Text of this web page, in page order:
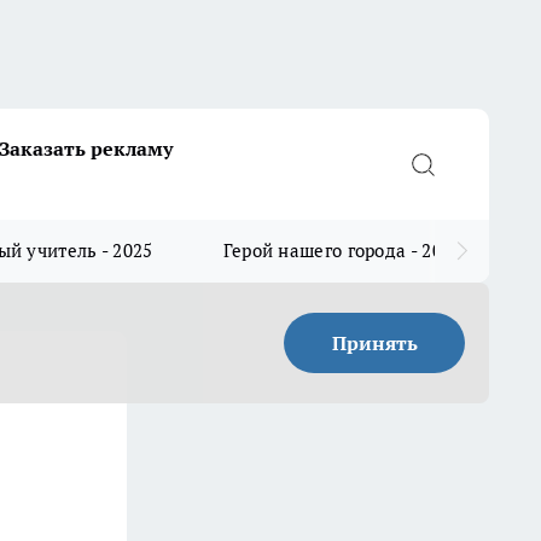
Заказать рекламу
учитель - 2025 Герой нашего города - 2025
Принять